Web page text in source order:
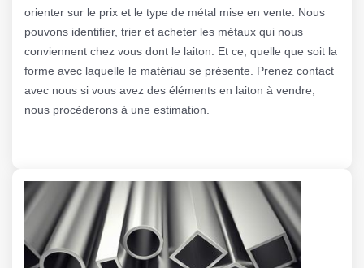
orienter sur le prix et le type de métal mise en vente. Nous
pouvons identifier, trier et acheter les métaux qui nous
conviennent chez vous dont le laiton. Et ce, quelle que soit la
forme avec laquelle le matériau se présente. Prenez contact
avec nous si vous avez des éléments en laiton à vendre,
nous procèderons à une estimation.